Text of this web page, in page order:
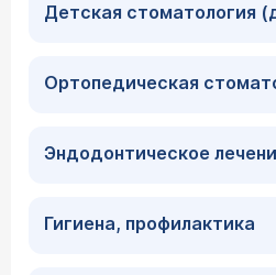
Детская стоматология
Ортопедическая
Эндодонтическое
Гигиена, профилактика